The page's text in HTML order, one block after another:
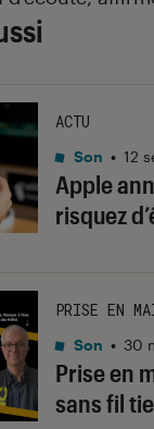
Apple
risquez
ACTU
Son • 12
Prise en
sans fil
PRISE EN
Son • 30